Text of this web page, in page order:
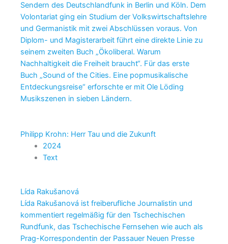
Sendern des Deutschlandfunk in Berlin und Köln. Dem
Volontariat ging ein Studium der Volkswirtschaftslehre
und Germanistik mit zwei Abschlüssen voraus. Von
Diplom- und Magisterarbeit führt eine direkte Linie zu
seinem zweiten Buch „Ökoliberal. Warum
Nachhaltigkeit die Freiheit braucht“. Für das erste
Buch „Sound of the Cities. Eine popmusikalische
Entdeckungsreise“ erforschte er mit Ole Löding
Musikszenen in sieben Ländern.
Philipp Krohn: Herr Tau und die Zukunft
2024
Text
Lída Rakušanová
Lída Rakušanová ist freiberufliche Journalistin und
kommentiert regelmäßig für den Tschechischen
Rundfunk, das Tschechische Fernsehen wie auch als
Prag-Korrespondentin der Passauer Neuen Presse